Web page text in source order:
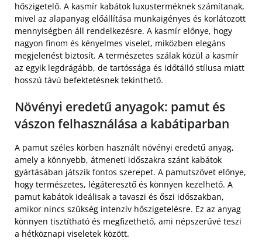
hőszigetelő. A kasmír kabátok luxusterméknek számítanak,
mivel az alapanyag előállítása munkaigényes és korlátozott
mennyiségben áll rendelkezésre. A kasmír előnye, hogy
nagyon finom és kényelmes viselet, miközben elegáns
megjelenést biztosít. A természetes szálak közül a kasmír
az egyik legdrágább, de tartóssága és időtálló stílusa miatt
hosszú távú befektetésnek tekinthető.
Növényi eredetű anyagok: pamut és
vászon felhasználása a kabátiparban
A pamut széles körben használt növényi eredetű anyag,
amely a könnyebb, átmeneti időszakra szánt kabátok
gyártásában játszik fontos szerepet. A pamutszövet előnye,
hogy természetes, légáteresztő és könnyen kezelhető. A
pamut kabátok ideálisak a tavaszi és őszi időszakban,
amikor nincs szükség intenzív hőszigetelésre. Ez az anyag
könnyen tisztítható és megfizethető, ami népszerűvé teszi
a hétköznapi viseletek között.